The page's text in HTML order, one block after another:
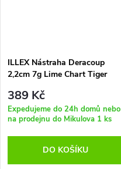
ILLEX Nástraha Deracoup
2,2cm 7g Lime Chart Tiger
389 Kč
Expedujeme do 24h domů nebo
na prodejnu do Mikulova 1 ks
DO KOŠÍKU